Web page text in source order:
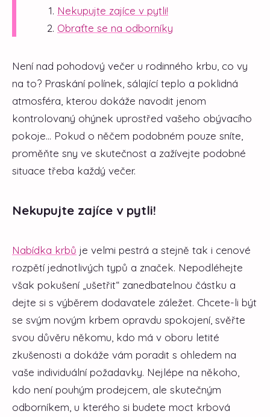
Nekupujte zajíce v pytli!
Obraťte se na odborníky
Není nad pohodový večer u rodinného krbu, co vy
na to? Praskání polínek, sálající teplo a poklidná
atmosféra, kterou dokáže navodit jenom
kontrolovaný ohýnek uprostřed vašeho obývacího
pokoje... Pokud o něčem podobném pouze sníte,
proměňte sny ve skutečnost a zažívejte podobné
situace třeba každý večer.
Nekupujte zajíce v pytli!
Nabídka krbů je velmi pestrá a stejně tak i cenové
rozpětí jednotlivých typů a značek. Nepodléhejte
však pokušení „ušetřit“ zanedbatelnou částku a
dejte si s výběrem dodavatele záležet. Chcete-li být
se svým novým krbem opravdu spokojení, svěřte
svou důvěru někomu, kdo má v oboru letité
zkušenosti a dokáže vám poradit s ohledem na
vaše individuální požadavky. Nejlépe na někoho,
kdo není pouhým prodejcem, ale skutečným
odborníkem, u kterého si budete moct krbová